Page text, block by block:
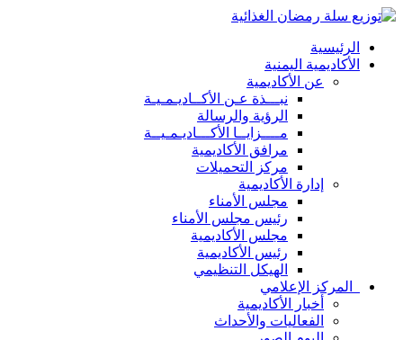
الرئيسية
الأكاديمية اليمنية
عن الأكاديمية
نبـــذة عـن الأكــاديـمـيـة
الرؤية والرسالة
مــــزايــا الأكـــاديـمـيــة
مرافق الأكاديمية
مركز التحميلات
إدارة الأكاديمية
مجلس الأمناء
رئيس مجلس الأمناء
مجلس الأكاديمية
رئيس الأكاديمية
الهيكل التنظيمي
المركز الإعلامي
أخبار الأكاديمية
الفعاليات والأحداث